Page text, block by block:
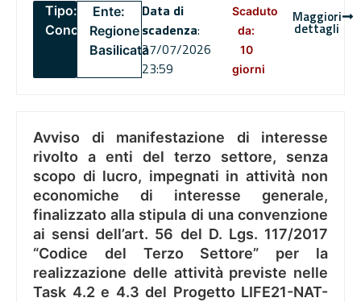
Tipo:
Concorsi
Ente:
Regione
Basilicata
Data di
scadenza:
27/07/2026
23:59
Scaduto
da:
10
giorni
Maggiori
dettagli
Avviso di manifestazione di interesse
rivolto a enti del terzo settore, senza
scopo di lucro, impegnati in attività non
economiche di interesse generale,
finalizzato alla stipula di una convenzione
ai sensi dell’art. 56 del D. Lgs. 117/2017
“Codice del Terzo Settore” per la
realizzazione delle attività previste nelle
Task 4.2 e 4.3 del Progetto LIFE21-NAT-